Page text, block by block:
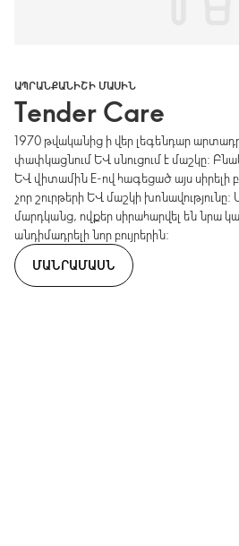
ԱՊՐԱՆՔԱՆԻՇԻ ՄԱՍԻՆ
Tender Care
1970 թվականից ի վեր լեգենդար
փափկացնում և սնուցում է մաշկը:
և վիտամին E-ով հագեցած այս սիրելի
չոր շուրթերի և մաշկի խոնավությունը:
մարդկանց, ովքեր սիրահարվել են
անդիմադրելի նոր բույրերին:
ՄԱՆՐԱՄԱՍՆ